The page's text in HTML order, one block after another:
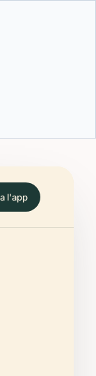
l'app